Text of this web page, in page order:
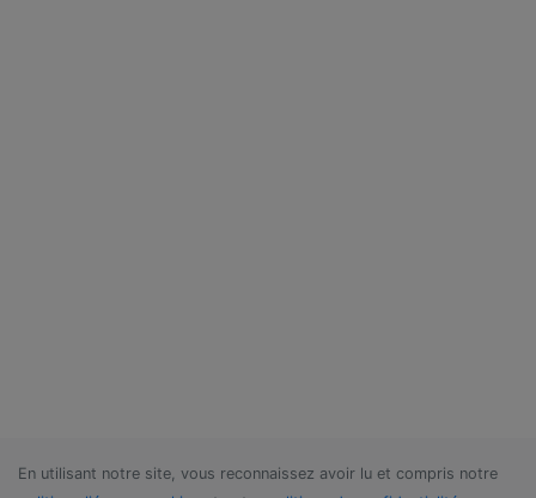
En utilisant notre site, vous reconnaissez avoir lu et compris notre